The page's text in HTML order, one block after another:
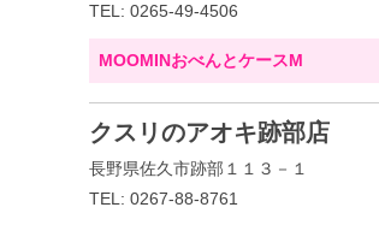
TEL: 0265-49-4506
MOOMINおべんとケースM
クスリのアオキ跡部店
長野県佐久市跡部１１３－１
TEL: 0267-88-8761